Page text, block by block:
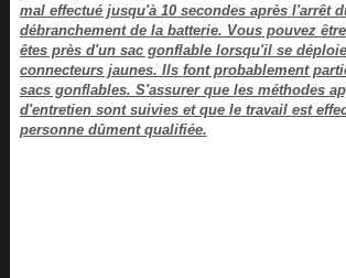
mal effectué jusqu'à 10 secondes après l'arrêt
débranchement de la batterie. Vous pouvez
êtes près d'un sac gonflable lorsqu'il se
connecteurs jaunes. Ils font probablement
sacs gonflables. S'assurer que les méthodes
d'entretien sont suivies et que le travail est
personne dûment qualifiée.